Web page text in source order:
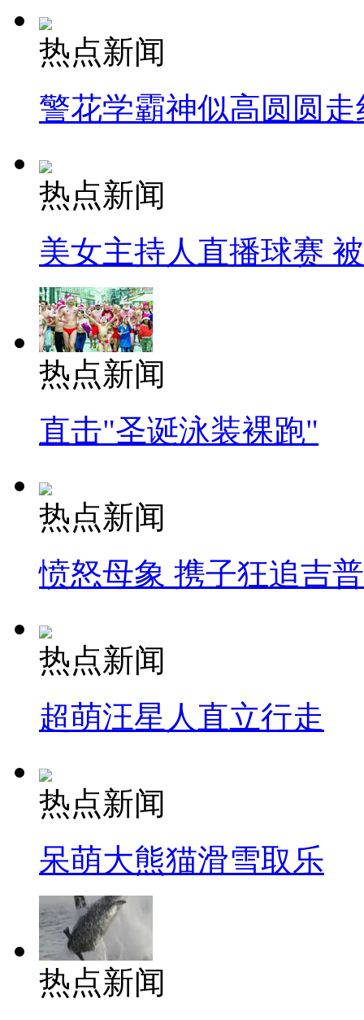
热点新闻
警花学霸神似高圆圆走
热点新闻
美女主持人直播球赛
热点新闻
直击"圣诞泳装裸跑"
热点新闻
愤怒母象 携子狂追吉
热点新闻
超萌汪星人直立行走
热点新闻
呆萌大熊猫滑雪取乐
热点新闻